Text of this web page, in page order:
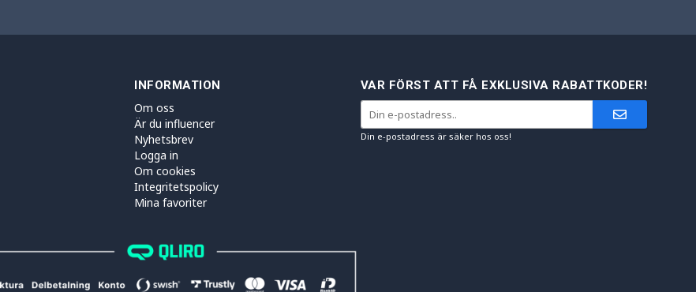
INFORMATION
Om oss
Är du influencer
Nyhetsbrev
Logga in
Om cookies
Integritetspolicy
Mina favoriter
VAR FÖRST ATT FÅ EXKLUSIVA RABATTKODER!
Din e-postadress är säker hos oss!